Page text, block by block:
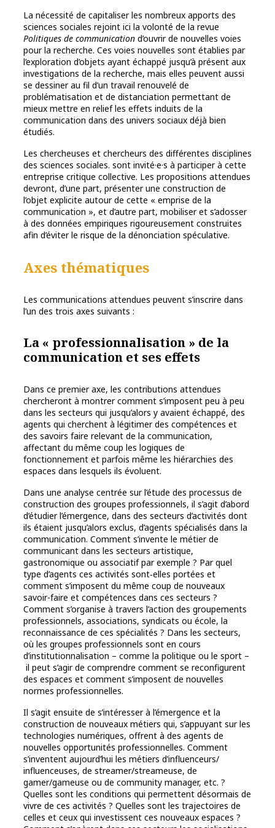
La nécessité de capitaliser les nombreux apports des
sciences sociales rejoint ici la volonté de la revue
Politiques de communication d’ouvrir de nouvelles voies
pour la recherche. Ces voies nouvelles sont établies par
l’exploration d’objets ayant échappé jusqu’à présent aux
investigations de la recherche, mais elles peuvent aussi
se dessiner au fil d’un travail renouvelé de
problématisation et de distanciation permettant de
mieux mettre en relief les effets induits de la
communication dans des univers sociaux déjà bien
étudiés.
Les chercheuses et chercheurs des différentes disciplines
des sciences sociales. sont invité·e·s à participer à cette
entreprise critique collective. Les propositions attendues
devront, d’une part, présenter une construction de
l’objet explicite autour de cette « emprise de la
communication », et d’autre part, mobiliser et s’adosser
à des données empiriques rigoureusement construites
afin d’éviter le risque de la dénonciation spéculative.
Axes thématiques
Les communications attendues peuvent s’inscrire dans
l’un des trois axes suivants :
La « professionnalisation » de la
communication et ses effets
Dans ce premier axe, les contributions attendues
chercheront à montrer comment s’imposent peu à peu
dans les secteurs qui jusqu’alors y avaient échappé, des
agents qui cherchent à légitimer des compétences et
des savoirs faire relevant de la communication,
affectant du même coup les logiques de
fonctionnement et parfois même les hiérarchies des
espaces dans lesquels ils évoluent.
Dans une analyse centrée sur l’étude des processus de
construction des groupes professionnels, il s’agit d’abord
d’étudier l’émergence, dans des secteurs d’activités dont
ils étaient jusqu’alors exclus, d’agents spécialisés dans la
communication. Comment s’invente le métier de
communicant dans les secteurs artistique,
gastronomique ou associatif par exemple ? Par quel
type d’agents ces activités sont‑elles portées et
comment s’imposent du même coup de nouveaux
savoir-faire et compétences dans ces secteurs ?
Comment s’organise à travers l’action des groupements
professionnels, associations, syndicats ou école, la
reconnaissance de ces spécialités ? Dans les secteurs,
où les groupes professionnels sont en cours
d’institutionnalisation – comme la politique ou le sport –
il peut s’agir de comprendre comment se reconfigurent
des espaces et comment s’imposent de nouvelles
normes professionnelles.
Il s’agit ensuite de s’intéresser à l’émergence et la
construction de nouveaux métiers qui, s’appuyant sur les
technologies numériques, offrent à des agents de
nouvelles opportunités professionnelles. Comment
s’inventent aujourd’hui les métiers d’influenceurs/
influenceuses, de streamer/streameuse, de
gamer/gameuse ou de community manager, etc. ?
Quelles sont les conditions qui permettent désormais de
vivre de ces activités ? Quelles sont les trajectoires de
celles et ceux qui investissent ces nouveaux espaces ?